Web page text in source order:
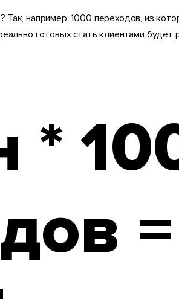
Так, например, 1000 переходов, из
готовых стать клиентами будет
*
=